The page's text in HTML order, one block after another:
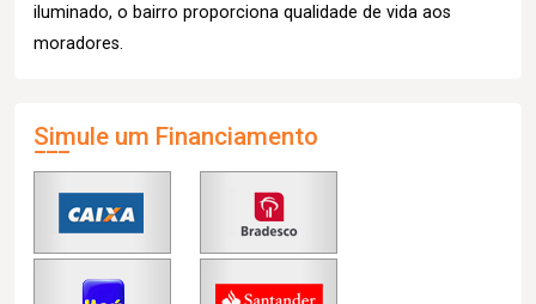
iluminado, o bairro proporciona qualidade de vida aos
moradores.
Simule um Financiamento